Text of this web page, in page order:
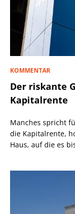
KOMMENTAR
Der riskante
Kapitalrente
Manches spricht
die Kapitalrente,
Haus, auf die es